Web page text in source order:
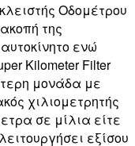
Οδομέτρου
της
ενώ
Kilometer Filter
μονάδα με
χιλιομετρητής
σε μίλια είτε
εξίσου